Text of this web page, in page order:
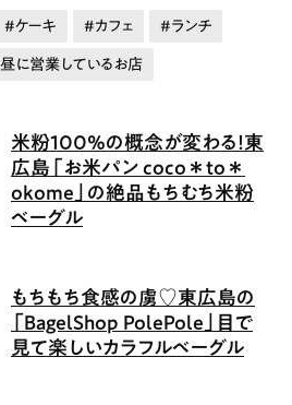
ケーキ カフェ ランチ
昼に営業しているお店
米粉100%の概念が変わる！東
広島「お米パン coco＊to＊
okome」の絶品もちむち米粉
ベーグル
もちもち食感の虜♡東広島の
「BagelShop PolePole」目で
見て楽しいカラフルベーグル